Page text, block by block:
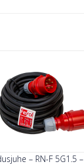
– RN-F 5G1.5 –